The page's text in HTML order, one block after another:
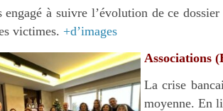
engagé à suivre l’évolution de ce
victimes. +d’images
Associations
La crise
moyenne. En